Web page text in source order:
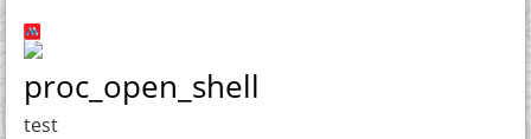
proc_open_shell
test